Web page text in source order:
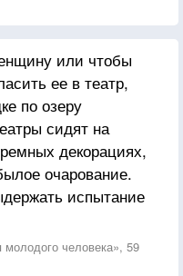
или чтобы
ее в театр,
по озеру
сидят на
декорациях,
очарование.
испытание
как предмет
как героиня
кусочек
человека», 59